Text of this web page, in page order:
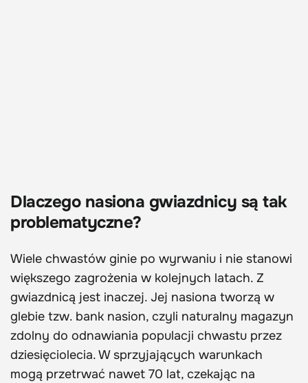
Dlaczego nasiona gwiazdnicy są tak
problematyczne?
Wiele chwastów ginie po wyrwaniu i nie stanowi
większego zagrożenia w kolejnych latach. Z
gwiazdnicą jest inaczej. Jej nasiona tworzą w
glebie tzw. bank nasion, czyli naturalny magazyn
zdolny do odnawiania populacji chwastu przez
dziesięciolecia. W sprzyjających warunkach
mogą przetrwać nawet 70 lat, czekając na